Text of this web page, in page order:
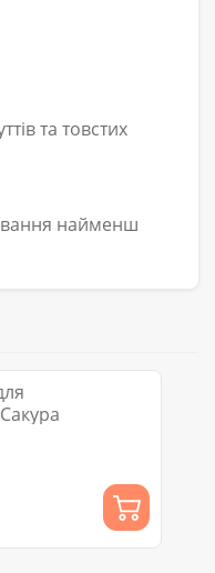
та товстих
найменш